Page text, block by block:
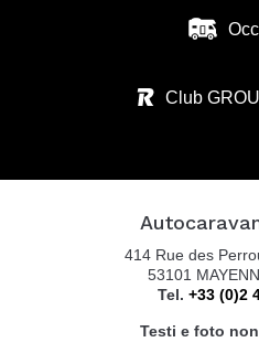
ZANINI CAMPER SRL
36026 SUMMAGA DI
AUTOCARAVAN
VIA COLOMBARON, 6
36045 LONIGO VI
Tel. +39 0444 831598
Club
414 Rue des
53101
Tel. +33 (0)2
Testi e foto